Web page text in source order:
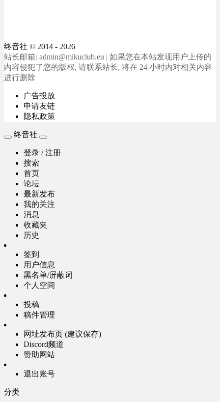
终音社 © 2014 - 2026
站长邮箱: admin@mikuclub.eu | 如果您在本站发现用户上传的
内容侵犯了您的版权, 请联系站长, 将在 24 小时内对相关内容
进行删除
广告投放
申请友链
隐私政策
终音社
登录 / 注册
搜索
首页
论坛
最新发布
我的关注
消息
收藏夹
历史
签到
用户信息
黑名单/屏蔽词
个人空间
投稿
稿件管理
网址发布页 (建议保存)
Discord频道
赞助网站
退出账号
分类